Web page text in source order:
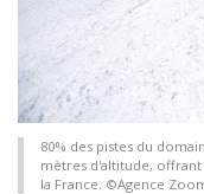
80% des pistes du
mètres d'altitude,
la France. ©Agence